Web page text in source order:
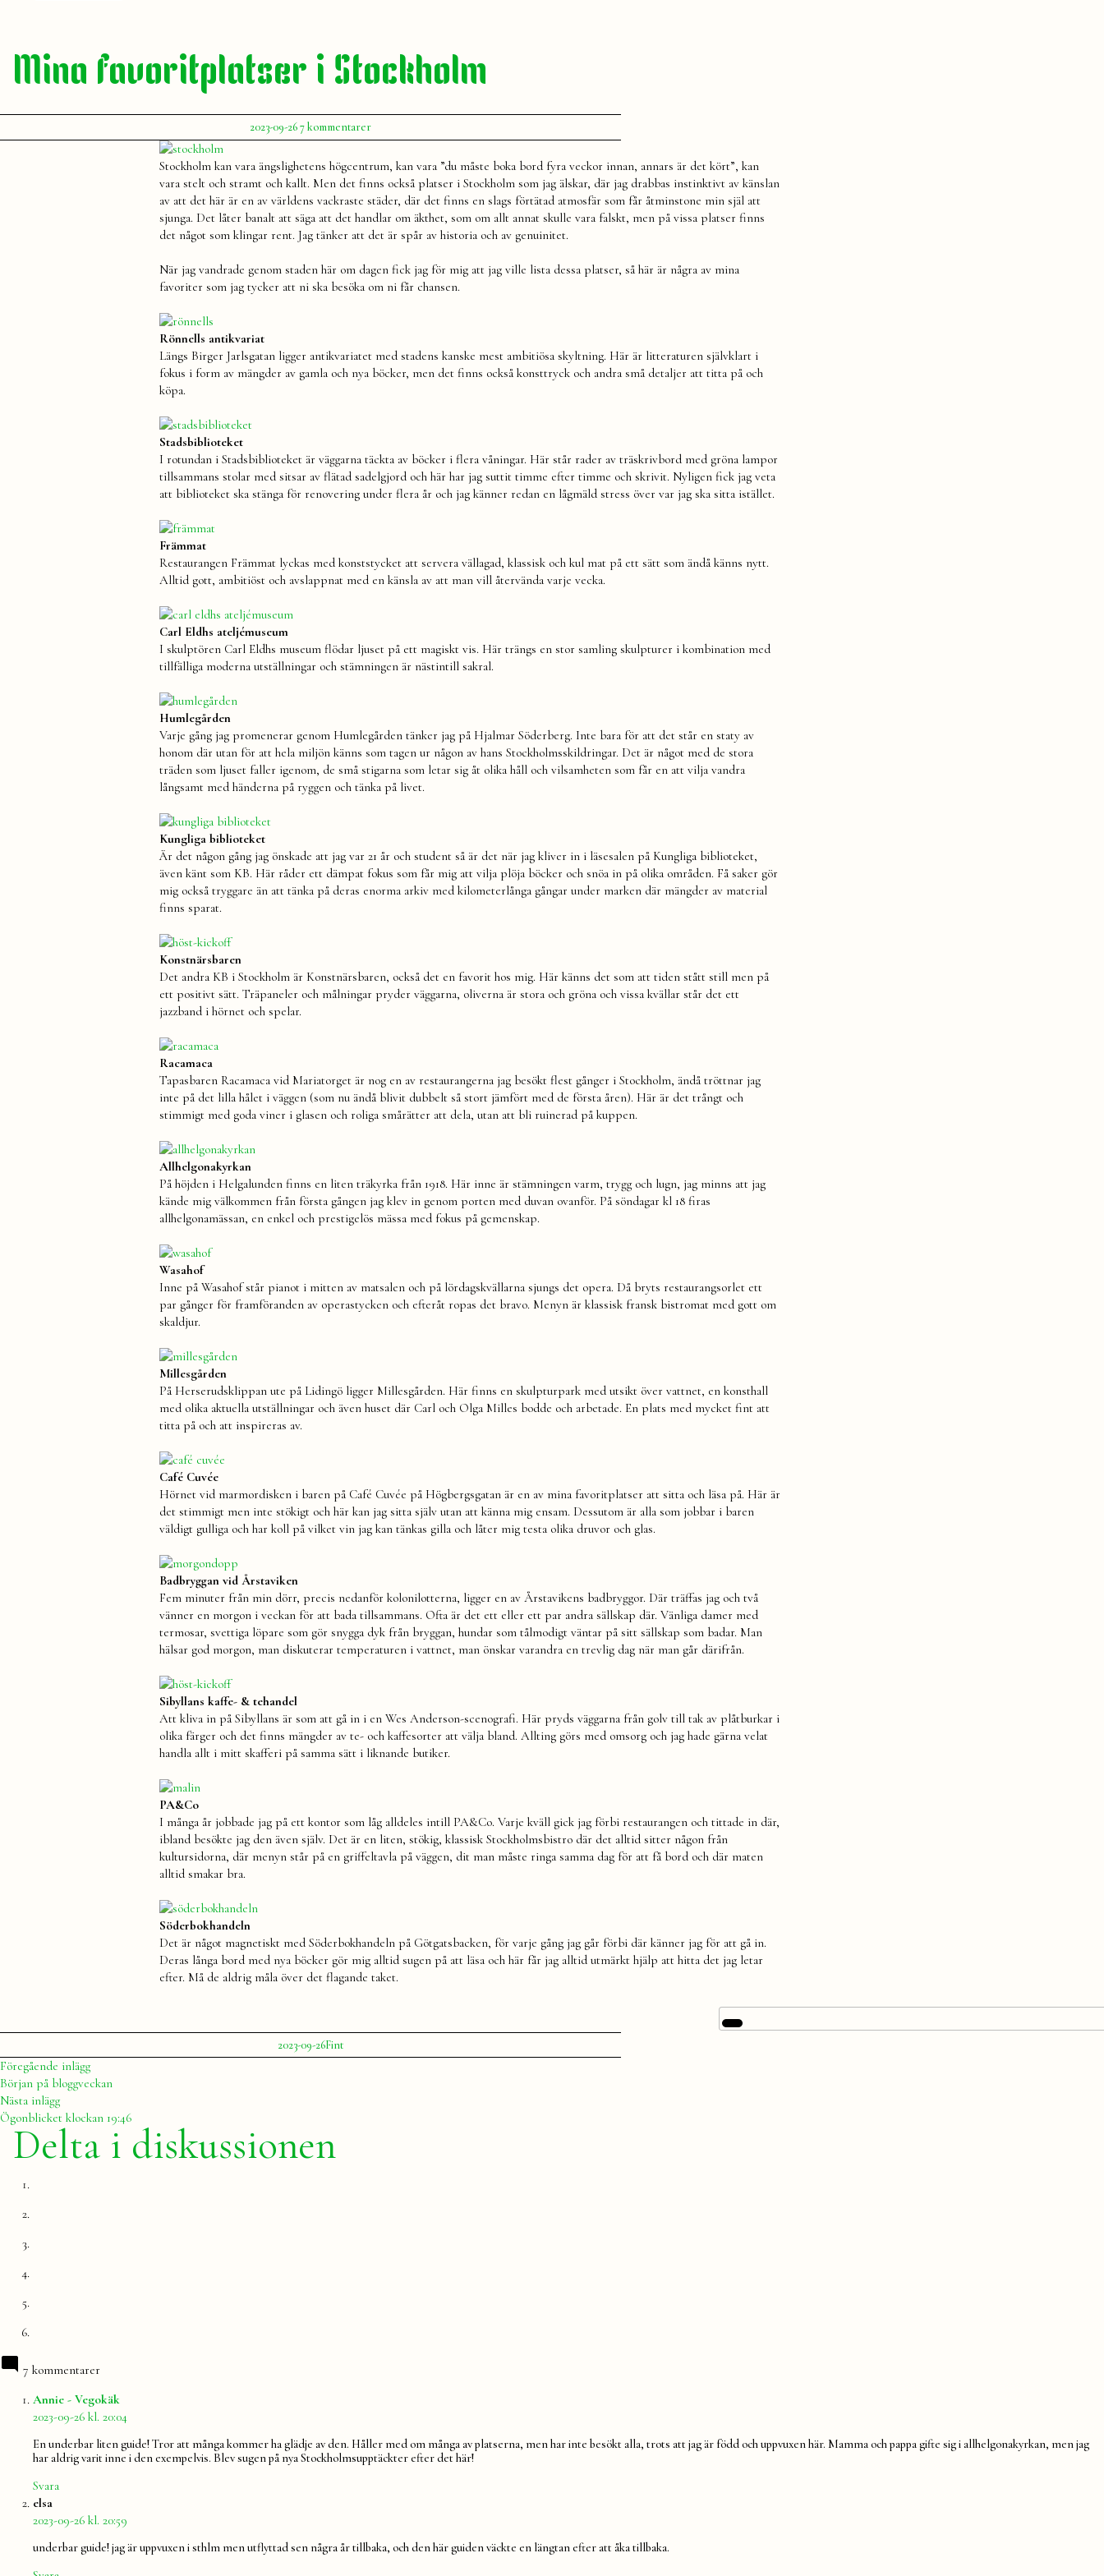
Mina favoritplatser i Stockholm
Publicerat
av
Julia
2023-09-267 kommentarertill
Mina
i
Stockholm
Stockholm kan vara ängslighetens högcentrum, kan vara ”du måste boka bord fyra veckor innan, annars är det kört”, kan
vara stelt och stramt och kallt. Men det finns också platser i Stockholm som jag älskar, där jag drabbas instinktivt av känslan
av att det här är en av världens vackraste städer, där det finns en slags förtätad atmosfär som får åtminstone min själ att
sjunga. Det låter banalt att säga att det handlar om äkthet, som om allt annat skulle vara falskt, men på vissa platser finns
det något som klingar rent. Jag tänker att det är spår av historia och av genuinitet.
När jag vandrade genom staden här om dagen fick jag för mig att jag ville lista dessa platser, så här är några av mina
favoriter som jag tycker att ni ska besöka om ni får chansen.
Rönnells antikvariat
Längs Birger Jarlsgatan ligger antikvariatet med stadens kanske mest ambitiösa skyltning. Här är litteraturen självklart i
fokus i form av mängder av gamla och nya böcker, men det finns också konsttryck och andra små detaljer att titta på och
köpa.
Stadsbiblioteket
I rotundan i Stadsbiblioteket är väggarna täckta av böcker i flera våningar. Här står rader av träskrivbord med gröna lampor
tillsammans stolar med sitsar av flätad sadelgjord och här har jag suttit timme efter timme och skrivit. Nyligen fick jag veta
att biblioteket ska stänga för renovering under flera år och jag känner redan en lågmäld stress över var jag ska sitta istället.
Främmat
Restaurangen Främmat lyckas med konststycket att servera vällagad, klassisk och kul mat på ett sätt som ändå känns nytt.
Alltid gott, ambitiöst och avslappnat med en känsla av att man vill återvända varje vecka.
Carl Eldhs ateljémuseum
I skulptören Carl Eldhs museum flödar ljuset på ett magiskt vis. Här trängs en stor samling skulpturer i kombination med
tillfälliga moderna utställningar och stämningen är nästintill sakral.
Humlegården
Varje gång jag promenerar genom Humlegården tänker jag på Hjalmar Söderberg. Inte bara för att det står en staty av
honom där utan för att hela miljön känns som tagen ur någon av hans Stockholmsskildringar. Det är något med de stora
träden som ljuset faller igenom, de små stigarna som letar sig åt olika håll och vilsamheten som får en att vilja vandra
långsamt med händerna på ryggen och tänka på livet.
Kungliga biblioteket
Är det någon gång jag önskade att jag var 21 år och student så är det när jag kliver in i läsesalen på Kungliga biblioteket,
även känt som KB. Här råder ett dämpat fokus som får mig att vilja plöja böcker och snöa in på olika områden. Få saker gör
mig också tryggare än att tänka på deras enorma arkiv med kilometerlånga gångar under marken där mängder av material
finns sparat.
Konstnärsbaren
Det andra KB i Stockholm är Konstnärsbaren, också det en favorit hos mig. Här känns det som att tiden stått still men på
ett positivt sätt. Träpaneler och målningar pryder väggarna, oliverna är stora och gröna och vissa kvällar står det ett
jazzband i hörnet och spelar.
Racamaca
Tapasbaren Racamaca vid Mariatorget är nog en av restaurangerna jag besökt flest gånger i Stockholm, ändå tröttnar jag
inte på det lilla hålet i väggen (som nu ändå blivit dubbelt så stort jämfört med de första åren). Här är det trångt och
stimmigt med goda viner i glasen och roliga smårätter att dela, utan att bli ruinerad på kuppen.
Allhelgonakyrkan
På höjden i Helgalunden finns en liten träkyrka från 1918. Här inne är stämningen varm, trygg och lugn, jag minns att jag
kände mig välkommen från första gången jag klev in genom porten med duvan ovanför. På söndagar kl 18 firas
allhelgonamässan, en enkel och prestigelös mässa med fokus på gemenskap.
Wasahof
Inne på Wasahof står pianot i mitten av matsalen och på lördagskvällarna sjungs det opera. Då bryts restaurangsorlet ett
par gånger för framföranden av operastycken och efteråt ropas det bravo. Menyn är klassisk fransk bistromat med gott om
skaldjur.
Millesgården
På Herserudsklippan ute på Lidingö ligger Millesgården. Här finns en skulpturpark med utsikt över vattnet, en konsthall
med olika aktuella utställningar och även huset där Carl och Olga Milles bodde och arbetade. En plats med mycket fint att
titta på och att inspireras av.
Café Cuvée
Hörnet vid marmordisken i baren på Café Cuvée på Högbergsgatan är en av mina favoritplatser att sitta och läsa på. Här är
det stimmigt men inte stökigt och här kan jag sitta själv utan att känna mig ensam. Dessutom är alla som jobbar i baren
väldigt gulliga och har koll på vilket vin jag kan tänkas gilla och låter mig testa olika druvor och glas.
Badbryggan vid Årstaviken
Fem minuter från min dörr, precis nedanför kolonilotterna, ligger en av Årstavikens badbryggor. Där träffas jag och två
vänner en morgon i veckan för att bada tillsammans. Ofta är det ett eller ett par andra sällskap där. Vänliga damer med
termosar, svettiga löpare som gör snygga dyk från bryggan, hundar som tålmodigt väntar på sitt sällskap som badar. Man
hälsar god morgon, man diskuterar temperaturen i vattnet, man önskar varandra en trevlig dag när man går därifrån.
Sibyllans kaffe- & tehandel
Att kliva in på Sibyllans är som att gå in i en Wes Anderson-scenografi. Här pryds väggarna från golv till tak av plåtburkar i
olika färger och det finns mängder av te- och kaffesorter att välja bland. Allting görs med omsorg och jag hade gärna velat
handla allt i mitt skafferi på samma sätt i liknande butiker.
PA&Co
I många år jobbade jag på ett kontor som låg alldeles intill PA&Co. Varje kväll gick jag förbi restaurangen och tittade in där,
ibland besökte jag den även själv. Det är en liten, stökig, klassisk Stockholmsbistro där det alltid sitter någon från
kultursidorna, där menyn står på en griffeltavla på väggen, dit man måste ringa samma dag för att få bord och där maten
alltid smakar bra.
Söderbokhandeln
Det är något magnetiskt med Söderbokhandeln på Götgatsbacken, för varje gång jag går förbi där känner jag för att gå in.
Deras långa bord med nya böcker gör mig alltid sugen på att läsa och här får jag alltid utmärkt hjälp att hitta det jag letar
efter. Må de aldrig måla över det flagande taket.
Publicerat
av
Julia
2023-09-26Publicerat
i
FintEtiketter:
konst,
Inläggsnavigering
Föregående inläggFöregående
inlägg:
Början på bloggveckan
Nästa inläggNästa
inlägg:
Ögonblicket klockan 19:46
Delta i diskussionen
7 kommentarer
Annie - Vegokäksäger:
2023-09-26 kl. 20:04
En underbar liten guide! Tror att många kommer ha glädje av den. Håller med om många av platserna, men har inte besökt alla, trots att jag är född och uppvuxen här. Mamma och pappa gifte sig i allhelgonakyrkan, men jag
har aldrig varit inne i den exempelvis. Blev sugen på nya Stockholmsupptäckter efter det här!
Svara
elsa
2023-09-26 kl. 20:59
underbar guide! jag är uppvuxen i sthlm men utflyttad sen några år tillbaka, och den här guiden väckte en längtan efter att åka tillbaka.